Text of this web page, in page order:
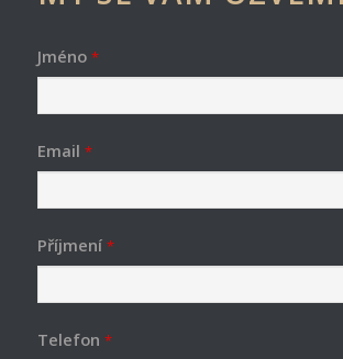
Jméno *
Email *
Příjmení *
Telefon *